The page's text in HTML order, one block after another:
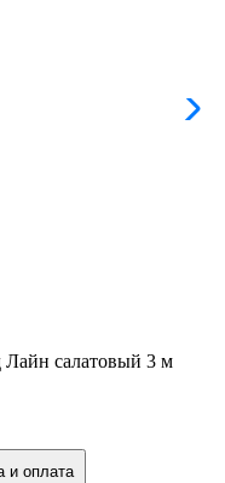
Лайн салатовый 3 м
и оплата